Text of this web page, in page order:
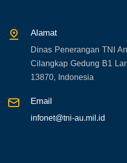
34. Agenda Kabupaten/Kota
35. Gangguan bandara
36. Kecelakaan pesawat TNI
38. Bencana Alam
Alamat
Dinas Penerangan TNI
Cilangkap Gedung B1
13870, Indonesia
Email
infonet@tni-au.mil.id